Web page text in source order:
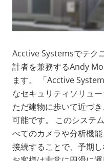
Acctive Systemsでテク
計者を兼務するAndy
ます。 「Acctive
なセキュリティソリュ
ただ建物に歩いて近づ
可能です。 このシステ
べてのカメラや分析機
接続することで、予期し